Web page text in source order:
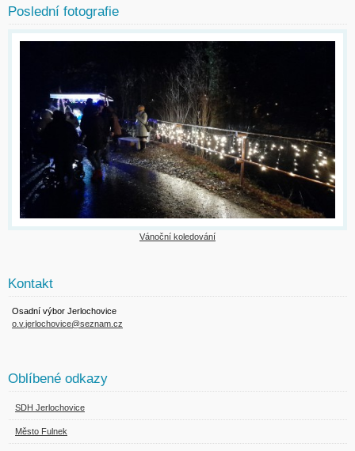
Poslední fotografie
Vánoční koledování
Kontakt
Osadní výbor Jerlochovice
o.v.jerlochovice@seznam.cz
Oblíbené odkazy
SDH Jerlochovice
Město Fulnek